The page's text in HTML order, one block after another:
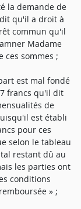
la demande de
qu'il a droit à
commun qu'il
Madame
ces sommes ;
est mal fondé
francs qu'il dit
de
est établi
pour ces
selon le tableau
restant dû au
les parties ont
conditions
» ;